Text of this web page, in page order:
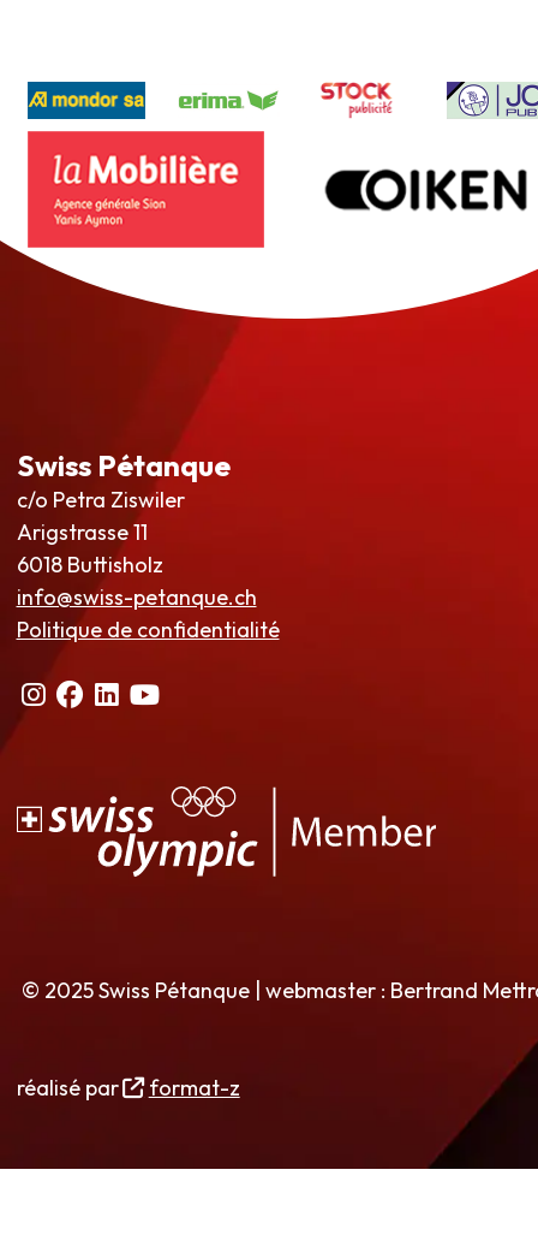
Swiss Pétanque
c/o Petra Ziswiler
Arigstrasse 11
6018 Buttisholz
info@swiss-petanque.ch
Politique de confidentialité
© 2025 Swiss Pétanque | webmaster : Bertrand
réalisé par format-z